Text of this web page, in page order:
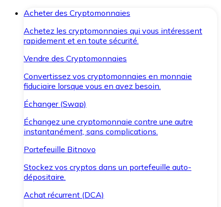
Acheter des Cryptomonnaies
Achetez les cryptomonnaies qui vous intéressent
rapidement et en toute sécurité.
Vendre des Cryptomonnaies
Convertissez vos cryptomonnaies en monnaie
fiduciaire lorsque vous en avez besoin.
Échanger (Swap)
Échangez une cryptomonnaie contre une autre
instantanément, sans complications.
Portefeuille Bitnovo
Stockez vos cryptos dans un portefeuille auto-
dépositaire.
Achat récurrent (DCA)